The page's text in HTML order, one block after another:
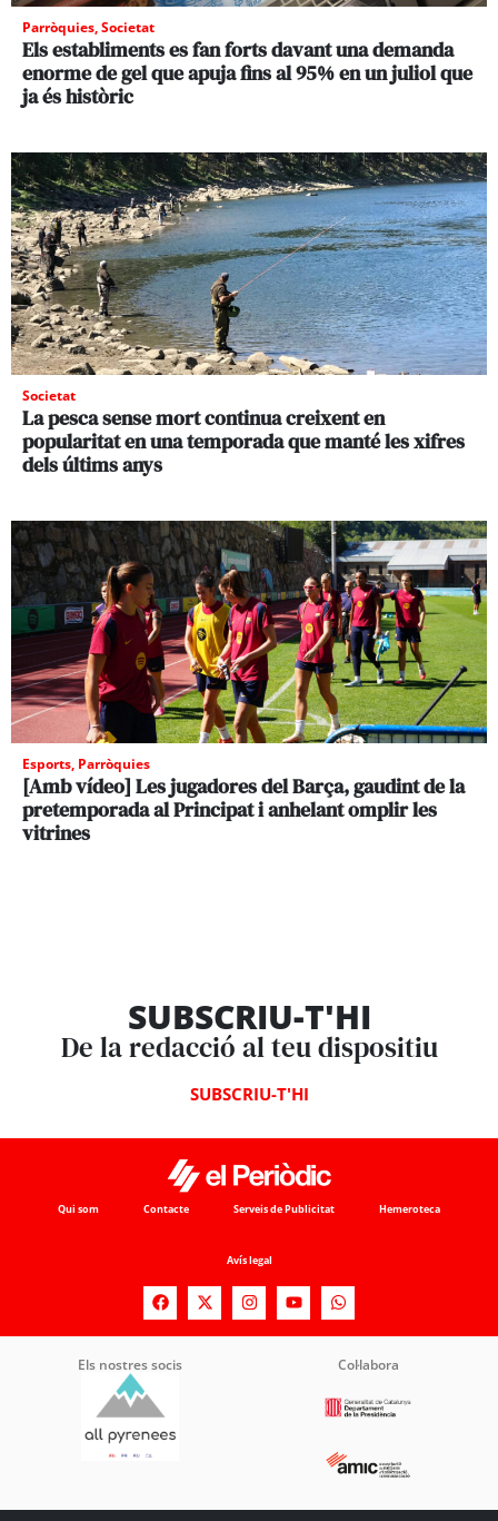
Parròquies,Societat
Els establiments es fan forts davant una demanda
enorme de gel que apuja fins al 95% en un juliol que
ja és històric
Societat
La pesca sense mort continua creixent en
popularitat en una temporada que manté les xifres
dels últims anys
Esports, Parròquies
[Amb vídeo] Les jugadores del Barça, gaudint de la
pretemporada al Principat i anhelant omplir les
vitrines
SUBSCRIU-T'HI
De la redacció al teu dispositiu
SUBSCRIU-T'HI
Qui som Contacte Serveis de Publicitat Hemeroteca
Avís legal
Els nostres socis Col·labora